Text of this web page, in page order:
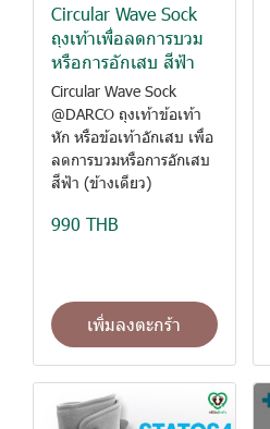
Circular Wave Sock
ถุงเท้าเพื่อลดการบวม
หรือการอักเสบ สีฟ้า
Circular Wave Sock
@DARCO ถุงเท้าข้อเท้า
หัก หรือข้อเท้าอักเสบ เพื่อ
ลดการบวมหรือการอักเสบ
สีฟ้า (ข้างเดียว)
990 THB
เพิ่มลงตะกร้า